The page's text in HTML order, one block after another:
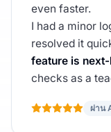
even faster.
I had a minor
resolved it
feature is
checks as a
ผ่าน